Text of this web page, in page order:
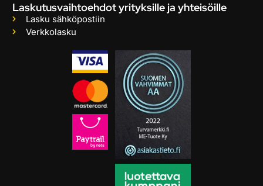
Laskutusvaihtoehdot yrityksille ja yhteisöille
Lasku sähköpostiin
Verkkolasku